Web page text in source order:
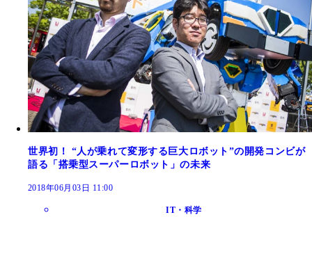
世界初！ “人が乗れて変形する巨大ロボット”の開発コンビが
語る「搭乗型スーパーロボット」の未来
2018年06月03日 11:00
IT・科学